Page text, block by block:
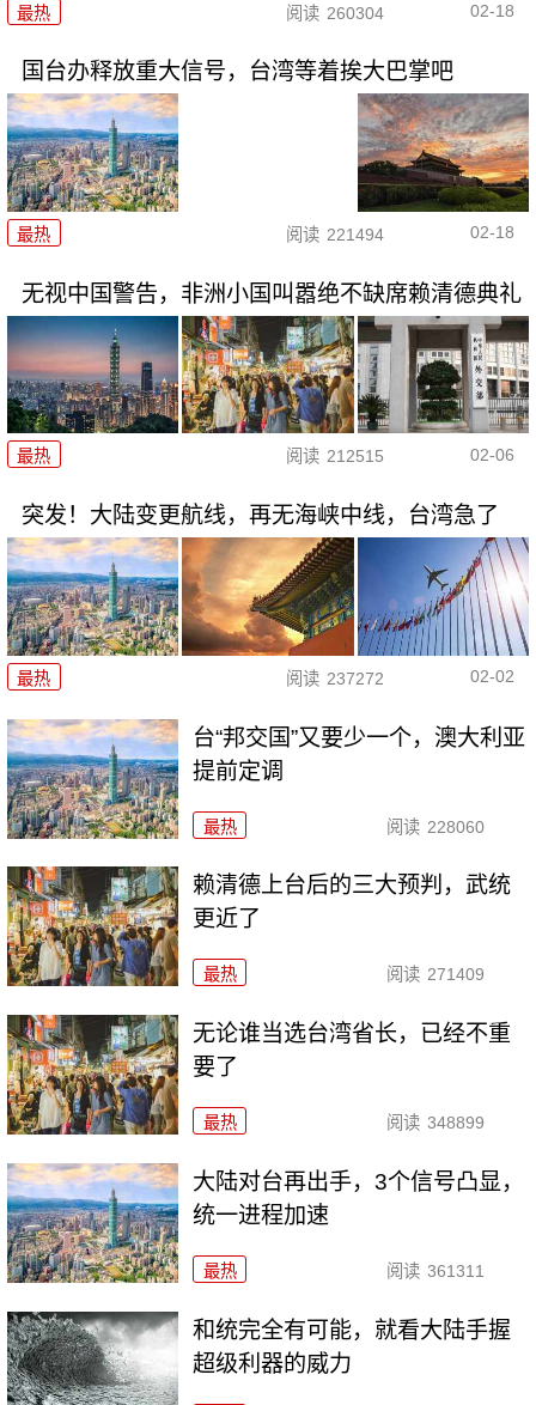
最热 阅读 260304 02-18
国台办释放重大信号，台湾等着挨大巴掌吧
最热 阅读 221494 02-18
无视中国警告，非洲小国叫嚣绝不缺席赖清德典礼
最热 阅读 212515 02-06
突发！大陆变更航线，再无海峡中线，台湾急了
最热 阅读 237272 02-02
台“邦交国”又要少一个，澳大利亚
提前定调
最热 阅读 228060
赖清德上台后的三大预判，武统
更近了
最热 阅读 271409
无论谁当选台湾省长，已经不重
要了
最热 阅读 348899
大陆对台再出手，3个信号凸显，
统一进程加速
最热 阅读 361311
和统完全有可能，就看大陆手握
超级利器的威力